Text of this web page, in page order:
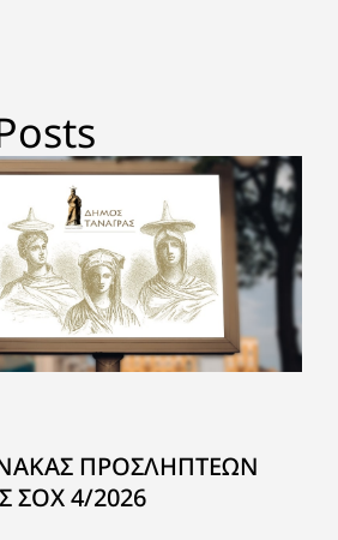
ΠΡΟΣΛΗΠΤΕΩΝ
ΣΟΧ 4/2026